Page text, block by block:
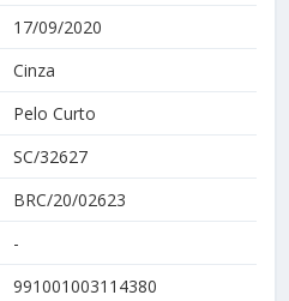
17/09/2020
Cinza
Pelo Curto
SC/32627
BRC/20/02623
-
991001003114380